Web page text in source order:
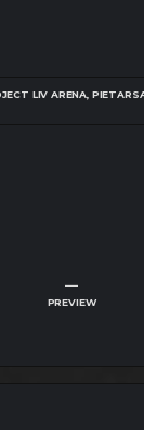
LIV ARENA,
–
PREVIEW